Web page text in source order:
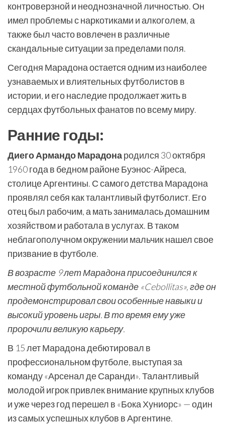
контроверзной и неоднозначной личностью. Он
имел проблемы с наркотиками и алкоголем, а
также был часто вовлечен в различные
скандальные ситуации за пределами поля.
Сегодня Марадона остается одним из наиболее
узнаваемых и влиятельных футболистов в
истории, и его наследие продолжает жить в
сердцах футбольных фанатов по всему миру.
Ранние годы:
Диего Армандо Марадонародился 30 октября
1960 года в бедном районе Буэнос-Айреса,
столице Аргентины. С самого детства Марадона
проявлял себя как талантливый футболист. Его
отец был рабочим, а мать занималась домашним
хозяйством и работала в услугах. В таком
неблагополучном окружении мальчик нашел свое
призвание в футболе.
В возрасте 9 лет Марадона присоединился к
местной футбольной команде «Cebollitas», где он
продемонстрировал свои особенные навыки и
высокий уровень игры. В то время ему уже
пророчили великую карьеру.
В 15 лет Марадона дебютировал в
профессиональном футболе, выступая за
команду «Арсенал де Саранди». Талантливый
молодой игрок привлек внимание крупных клубов
и уже через год перешел в «Бока Хуниорс» — один
из самых успешных клубов в Аргентине.